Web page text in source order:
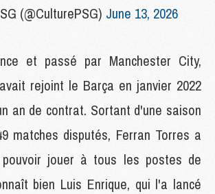
(@CulturePSG) June 13, 2026
et passé par Manchester City,
rejoint le Barça en janvier 2022
an de contrat. Sortant d'une saison
matches disputés, Ferran Torres a
jouer à tous les postes de
bien Luis Enrique, qui l'a lancé